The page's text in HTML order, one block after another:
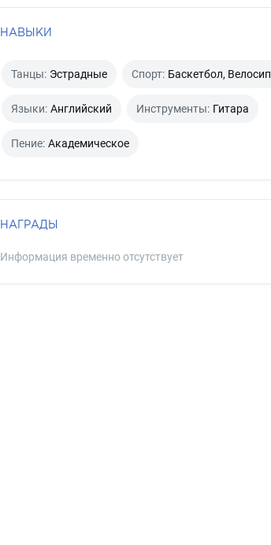
НАВЫКИ
Танцы: Эстрадные Спорт: Баскетбол,
Языки: Английский Инструменты: Гитара
Пение: Академическое
НАГРАДЫ
Информация временно отсутствует